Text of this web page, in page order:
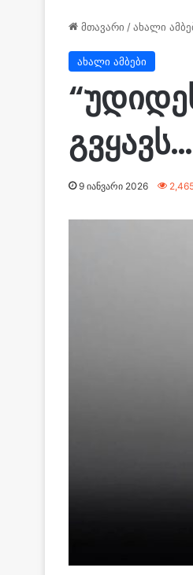
მთავარი /ახალი
ახალი ამბები
9 იანვარი 2026